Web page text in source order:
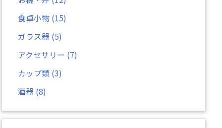
食卓小物 (15)
ガラス器 (5)
アクセサリー (7)
カップ類 (3)
酒器 (8)